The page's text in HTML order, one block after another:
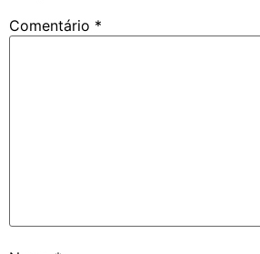
Comentário *